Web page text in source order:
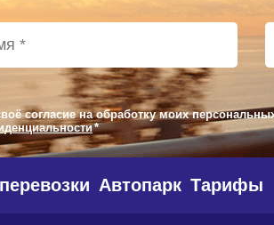
согласие на обработку моих
*
Автопарк Тарифы